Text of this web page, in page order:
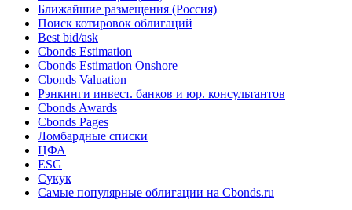
Облигации
Поиск облигаций & Карты рынка
Поиск облигаций (ИИ)
Ближайшие размещения (Россия)
Поиск котировок облигаций
Best bid/ask
Cbonds Estimation
Cbonds Estimation Onshore
Cbonds Valuation
Рэнкинги инвест. банков и юр. консультантов
Cbonds Awards
Cbonds Pages
Ломбардные списки